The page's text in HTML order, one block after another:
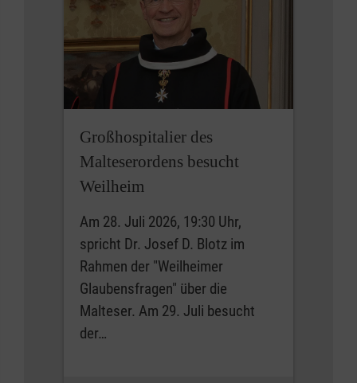
Großhospitalier des
Malteserordens besucht
Weilheim
Am 28. Juli 2026, 19:30 Uhr,
spricht Dr. Josef D. Blotz im
Rahmen der "Weilheimer
Glaubensfragen" über die
Malteser. Am 29. Juli besucht
der…